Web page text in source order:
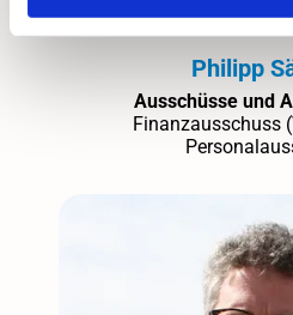
Philipp
Ausschüsse und
Finanzausschuss